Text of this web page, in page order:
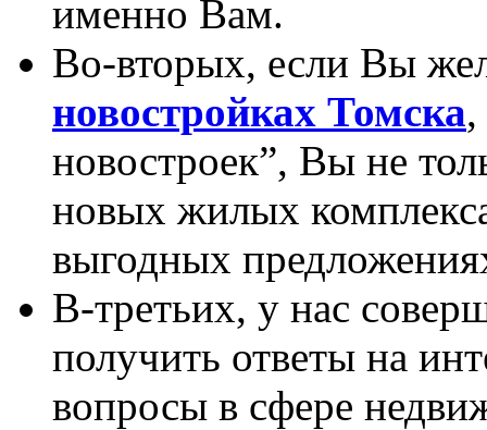
именно Вам.
Во-вторых, если Вы
новостройках Томска
новостроек”, Вы не
новых жилых
выгодных
В-третьих, у нас
получить ответы на
вопросы в сфере